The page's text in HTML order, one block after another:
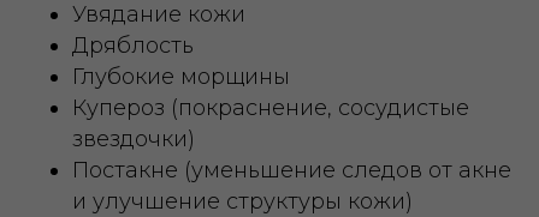
Увядание кожи
Дряблость
Глубокие морщины
Купероз (покраснение, сосудистые
звездочки)
Постакне (уменьшение следов от акне
и улучшение структуры кожи)